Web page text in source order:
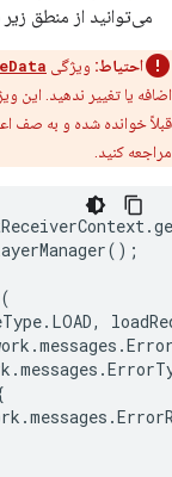
می‌توانید از منطق
احتیاط: ویژگی
اضافه یا تغییر ندهید. این
قبلاً خوانده شده و به صف
مراجعه کنید.
.
();
(
. LOAD,
.messages .
.messages .
.messages .